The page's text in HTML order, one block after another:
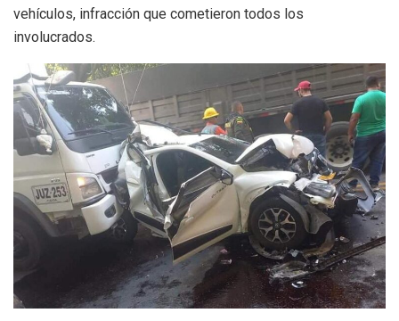
vehículos, infracción que cometieron todos los
involucrados.